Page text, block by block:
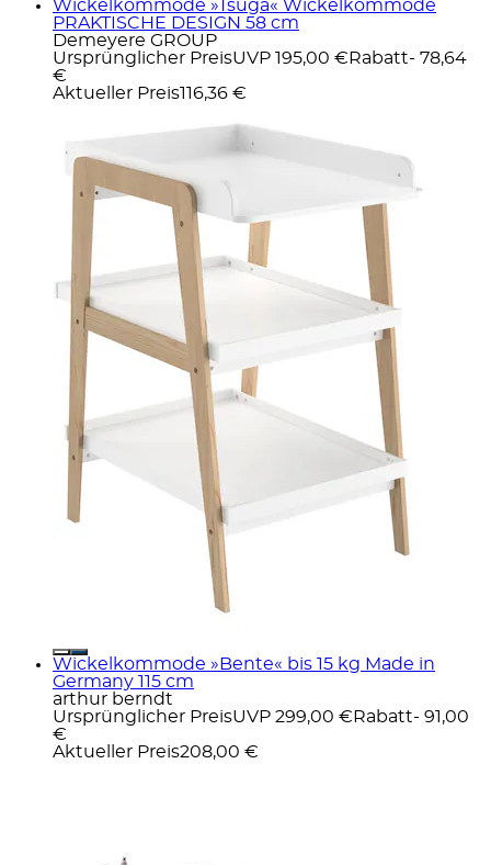
Wickelkommode »Tsuga« Wickelkommode
PRAKTISCHE DESIGN 58 cm
Demeyere GROUP
Ursprünglicher PreisUVP 195,00 € Rabatt- 78,64
€
Aktueller Preis116,36 €
Wickelkommode »Bente« bis 15 kg Made in
Germany 115 cm
arthur berndt
Ursprünglicher PreisUVP 299,00 € Rabatt- 91,00
€
Aktueller Preis208,00 €